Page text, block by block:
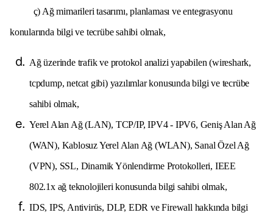
ç) Ağ mimarileri tasarımı, planlaması ve entegrasyonu
konularında bilgi ve tecrübe sahibi olmak,
Ağ üzerinde trafik ve protokol analizi yapabilen (wireshark,
tcpdump, netcat gibi) yazılımlar konusunda bilgi ve tecrübe
sahibi olmak,
Yerel Alan Ağ (LAN), TCP/IP, IPV4 - IPV6, Geniş Alan Ağ
(WAN), Kablosuz Yerel Alan Ağ (WLAN), Sanal Özel Ağ
(VPN), SSL, Dinamik Yönlendirme Protokolleri, IEEE
802.1x ağ teknolojileri konusunda bilgi sahibi olmak,
IDS, IPS, Antivirüs, DLP, EDR ve Firewall hakkında bilgi